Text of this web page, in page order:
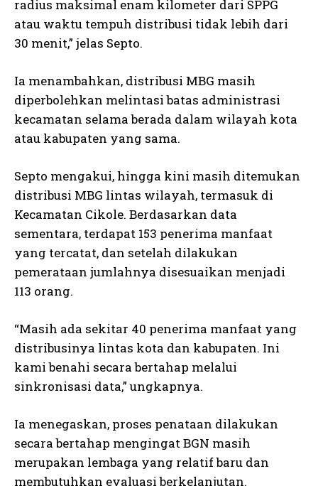
radius maksimal enam kilometer dari SPPG
atau waktu tempuh distribusi tidak lebih dari
30 menit,” jelas Septo.
Ia menambahkan, distribusi MBG masih
diperbolehkan melintasi batas administrasi
kecamatan selama berada dalam wilayah kota
atau kabupaten yang sama.
Septo mengakui, hingga kini masih ditemukan
distribusi MBG lintas wilayah, termasuk di
Kecamatan Cikole. Berdasarkan data
sementara, terdapat 153 penerima manfaat
yang tercatat, dan setelah dilakukan
pemerataan jumlahnya disesuaikan menjadi
113 orang.
“Masih ada sekitar 40 penerima manfaat yang
distribusinya lintas kota dan kabupaten. Ini
kami benahi secara bertahap melalui
sinkronisasi data,” ungkapnya.
Ia menegaskan, proses penataan dilakukan
secara bertahap mengingat BGN masih
merupakan lembaga yang relatif baru dan
membutuhkan evaluasi berkelanjutan.